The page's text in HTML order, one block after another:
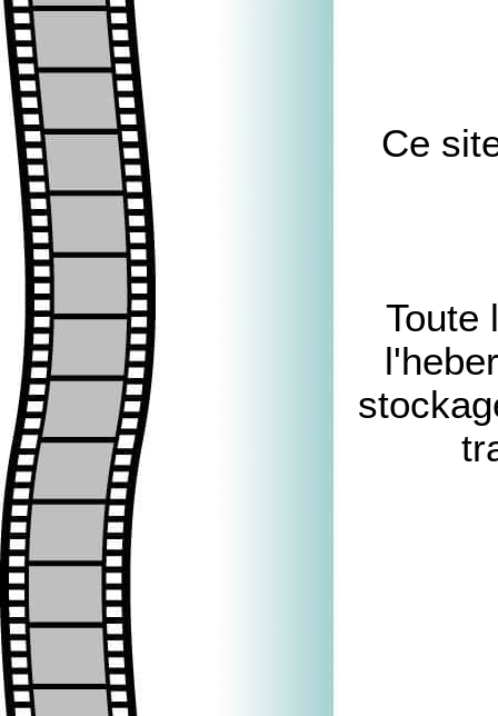
Ce
Toute